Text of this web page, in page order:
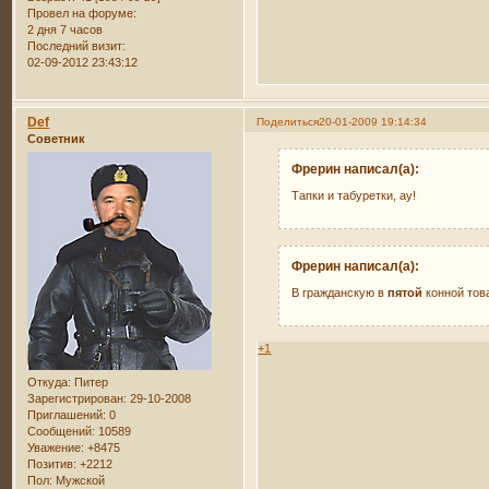
Провел на форуме:
2 дня 7 часов
Последний визит:
02-09-2012 23:43:12
Поделиться20-01-2009 19:14:34
Def
Советник
Откуда: Питер
Зарегистрирован: 29-10-2008
Приглашений: 0
Сообщений: 10589
Уважение: +8475
Позитив: +2212
Пол: Мужской
Фрерин написал(а):
Тапки и табуретки, ау!
Фрерин написал(а):
В гражданскую впятой конной
+1